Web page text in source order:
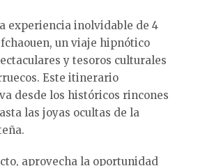
experiencia inolvidable de 4
un viaje hipnótico
y tesoros culturales
Este itinerario
desde los históricos rincones
las joyas ocultas de la
aprovecha la oportunidad